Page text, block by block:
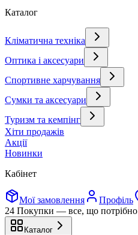
Каталог
Кліматична техніка
Оптика і аксесуари
Спортивне харчування
Сумки та аксесуари
Туризм та кемпінг
Хіти продажів
Акції
Новинки
Кабінет
Мої замовлення Профіль
24 Покупки — все, що потрібно
Каталог